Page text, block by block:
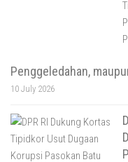
Penggeledahan,
10 July 2026